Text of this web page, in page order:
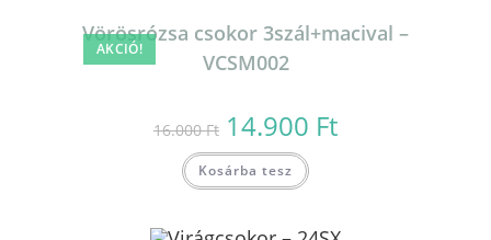
AKCIÓ!
Vörösrózsa csokor 3szál+macival –
VCSM002
16.000Ft
Original
price
was:
16.000 Ft.
14.900 FtCurrent
price
Kosárba tesz